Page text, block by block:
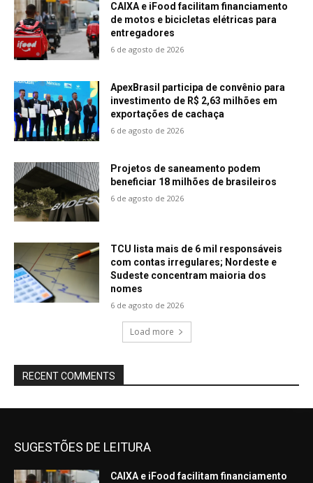
CAIXA e iFood facilitam financiamento
de motos e bicicletas elétricas para
entregadores
6 de agosto de 2026
ApexBrasil participa de convênio para
investimento de R$ 2,63 milhões em
exportações de cachaça
6 de agosto de 2026
Projetos de saneamento podem
beneficiar 18 milhões de brasileiros
6 de agosto de 2026
TCU lista mais de 6 mil responsáveis
com contas irregulares; Nordeste e
Sudeste concentram maioria dos
nomes
6 de agosto de 2026
Load more
RECENT COMMENTS
SUGESTÕES DE LEITURA
CAIXA e iFood facilitam financiamento